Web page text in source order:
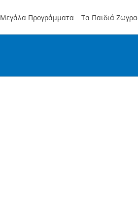
Μεγάλα Προγράμματα Τα Παιδιά